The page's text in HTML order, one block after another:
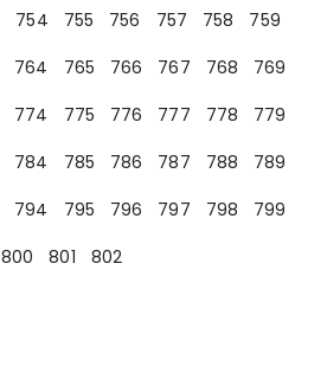
754 755 756 757 758
759
764 765 766 767 768
769
774 775 776 777 778
779
784 785 786 787 788
789
794 795 796 797 798
799
800
801 802